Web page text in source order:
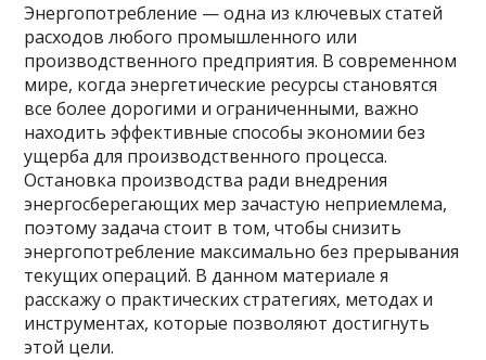
Энергопотребление — одна из ключевых статей
расходов любого промышленного или
производственного предприятия. В современном
мире, когда энергетические ресурсы становятся
все более дорогими и ограниченными, важно
находить эффективные способы экономии без
ущерба для производственного процесса.
Остановка производства ради внедрения
энергосберегающих мер зачастую неприемлема,
поэтому задача стоит в том, чтобы снизить
энергопотребление максимально без прерывания
текущих операций. В данном материале я
расскажу о практических стратегиях, методах и
инструментах, которые позволяют достигнуть
этой цели.